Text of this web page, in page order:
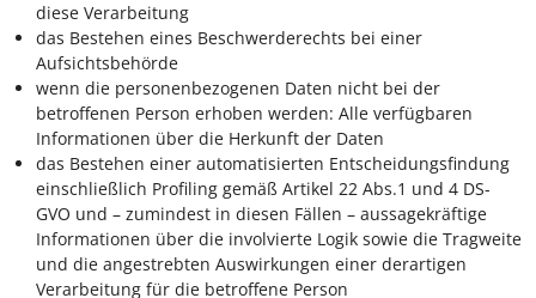
diese Verarbeitung
das Bestehen eines Beschwerderechts bei einer
Aufsichtsbehörde
wenn die personenbezogenen Daten nicht bei der
betroffenen Person erhoben werden: Alle verfügbaren
Informationen über die Herkunft der Daten
das Bestehen einer automatisierten Entscheidungsfindung
einschließlich Profiling gemäß Artikel 22 Abs.1 und 4 DS-
GVO und – zumindest in diesen Fällen – aussagekräftige
Informationen über die involvierte Logik sowie die Tragweite
und die angestrebten Auswirkungen einer derartigen
Verarbeitung für die betroffene Person